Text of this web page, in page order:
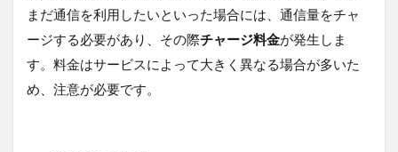
すす
めの
人
6
結
まだ通信を利用したいといった場合には、通信量をチャ
ージする必要があり、その際チャージ料金が発生しま
す。料金はサービスによって大きく異なる場合が多いた
め、注意が必要です。